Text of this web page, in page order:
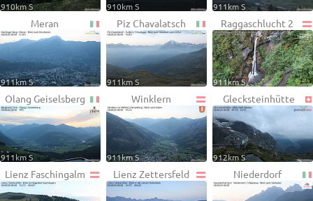
910km S 910km S 911km S
Meran
911km S
Piz Chavalatsch
911km S
Raggaschlucht 2
911km S
Olang Geiselsberg
911km S
Winklern
911km S
Glecksteinhütte
912km S
Lienz Faschingalm Lienz Zettersfeld Niederdorf